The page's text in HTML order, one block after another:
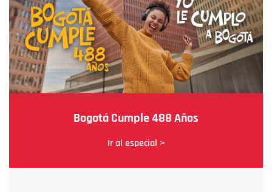
Bogotá Cumple 488 Años
Ir al especial >